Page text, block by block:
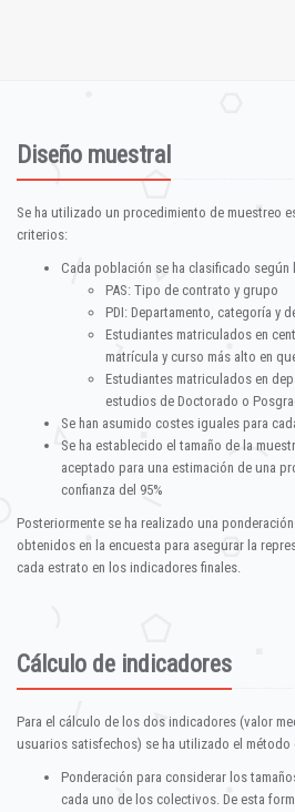
Diseño muestral
Se ha utilizado un procedimiento de muestreo
criterios:
Cada población se ha clasificado
PAS: Tipo de contrato y grupo
PDI: Departamento, categoría y
Estudiantes matriculados en
matrícula y curso más alto en
Estudiantes matriculados en
estudios de Doctorado o
Se han asumido costes iguales para
Se ha establecido el tamaño de la
aceptado para una estimación de una
confianza del 95%
Posteriormente se ha realizado una
obtenidos en la encuesta para asegurar la
cada estrato en los indicadores finales.
Cálculo de indicadores
Para el cálculo de los dos indicadores (valor
usuarios satisfechos) se ha utilizado el método
Ponderación para considerar los
cada uno de los colectivos. De esta